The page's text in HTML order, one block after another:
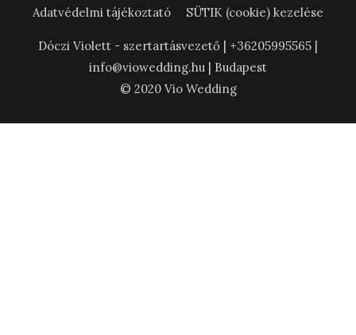
Adatvédelmi tájékoztató
SÜTIK (cookie) kezelése
Dóczi Violett - szertartásvezető | +36205995565 |
info@viowedding.hu | Budapest
© 2020 Vio Wedding